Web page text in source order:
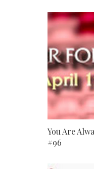
You Are
#96